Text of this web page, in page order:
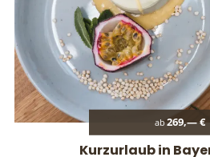
ab269,— €
Kurzurlaub in